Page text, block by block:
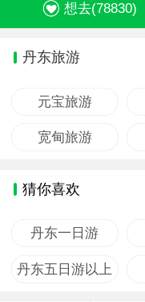
想去(78830)
丹东旅游
元宝旅游
宽甸旅游
猜你喜欢
丹东一日游
丹东五日游以上